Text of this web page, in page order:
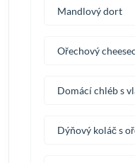
Mandlový dort
Ořechový
Domácí chléb s
Dýňový koláč s